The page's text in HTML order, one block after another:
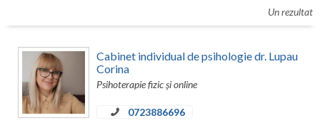
Calarasi
Caras-Severin
Cluj
Un rezultat
Cabinet individual de psihologie dr. Lupau
Corina
Psihoterapie fizic și online
0723886696